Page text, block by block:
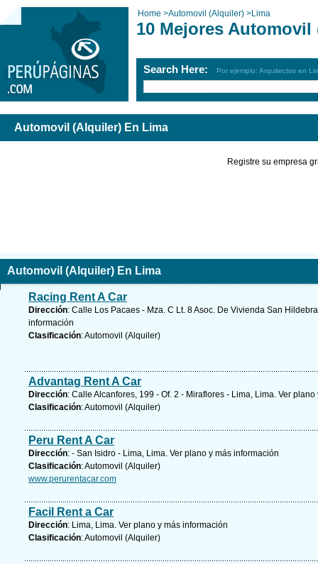
Home >Automovil (Alquiler) >Lima
10 Mejores
Search Here: Por ejemplo: Arquitectos en
Automovil (Alquiler) En Lima
Registre su empresa
Automovil (Alquiler) En Lima
Racing Rent A Car
Dirección: Calle Los Pacaes - Mza. C Lt. 8 Asoc. De Vivienda San
información
Clasificación: Automovil (Alquiler)
Advantag Rent A Car
Dirección: Calle Alcanfores, 199 - Of. 2 - Miraflores - Lima, Lima. Ver plano
Clasificación: Automovil (Alquiler)
Peru Rent A Car
Dirección: - San Isidro - Lima, Lima. Ver plano y más información
Clasificación: Automovil (Alquiler)
www.perurentacar.com
Facil Rent a Car
Dirección: Lima, Lima. Ver plano y más información
Clasificación: Automovil (Alquiler)